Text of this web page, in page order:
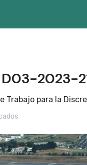
2023-
Trabajo para la